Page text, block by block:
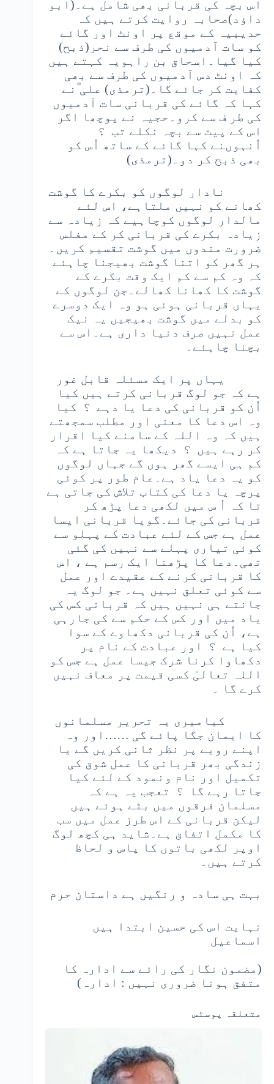
اس بچہ کی قربانی بھی شامل ہے۔(ابو
داؤد)صحابہ روایت کرتے ہیں کہ
حدیبیہ کے موقع پر اونٹ اور گائے
کو سات آدمیوں کی طرف سے نحر(ذبح)
کیا گیا۔اسحاق بن راہویہ کہتے ہیں
کہ اونٹ دس آدمیوں کی طرف سے بھی
کفایت کر جائے گا۔(ترمذی) علی ؓنے
کہا کہ گائے کی قربانی سات آدمیوں
کی طر ف سے کرو۔حجیہ نے پوچھا اگر
اس کے پیٹ سے بچہ نکلے تب ؟
اُنہوںنے کہا گائے کے ساتھ اُس کو
بھی ذبح کر دو۔(ترمذی)
نادار لوگوں کو بکرے کا گوشت
کھانے کو نہیں ملتاہے، اس لئے
مالدار لوگوں کوچاہیے کہ زیادہ سے
زیادہ بکرے کی قربانی کر کے مفلس
ضرورت مندوں میں گوشت تقسیم کریں۔
ہر گھر کو اتنا گوشت بھیجنا چاہئے
کہ وہ کم سے کم ایک وقت بکرے کے
گوشت کا کھانا کھالے۔جن لوگوں کے
یہاں قربانی ہوئی ہو وہ ایک دوسرے
کو بدلے میں گوشت بھیجیں یہ نیک
عمل نہیں صرف دنیا داری ہے۔اس سے
بچنا چاہئے۔
یہاں پر ایک مسئلہ قابل غور
ہے کہ جو لوگ قربانی کرتے ہیں کیا
اُن کو قربانی کی دعا یا دہے ؟ کیا
وہ اس دعا کا معنی اور مطلب سمجھتے
ہیں کہ وہ اللہ کے سامنے کیا اقرار
کر رہے ہیں ؟ دیکھا یہ جاتا ہے کہ
کم ہی ایسے گھر ہوں گے جہاں لوگوں
کو یہ دعا یاد ہے۔عام طور پر کوئی
پرچہ یا دعا کی کتاب تلاش کی جاتی ہے
تا کہ اُ س میں لکھی دعا پڑھ کر
قربانی کی جائے۔گویا قربانی ایسا
عمل ہے جس کے لئے عبادت کے پہلو سے
کوئی تیاری پہلے سے نہیں کی گئی
تھی۔دعا کا پڑھنا ایک رسم ہے ، اس
کا قربانی کرنے کے عقیدے اور عمل
سے کوئی تعلق نہیں ہے۔ جو لوگ یہ
جانتے ہی نہیں ہیں کہ قربانی کس کی
یاد میں اور کس کے حکم سے کی جارہی
ہے، اُن کی قربانی دکھاوے کے سوا
کیا ہے ؟ اور عبادت کے نام پر
دکھاوا کرنا شرک جیسا عمل ہے جس کو
اللہ تعالیٰ کسی قیمت پر معاف نہیں
کرے گا ۔
کیامیری یہ تحریر مسلمانوں
کا ایمان جگا پائے گی ……اور وہ
اپنے رویے پر نظر ثانی کریں گے یا
زندگی بھر قربانی کا عمل شوق کی
تکمیل اور نام ونمود کے لئے کیا
جاتا رہے گا ؟ تعجب یہ ہے کہ
مسلمان فرقوں میں بٹے ہوئے ہیں
لیکن قربانی کے اس طرز عمل میں سب
کا مکمل اتفاق ہے۔شاید ہی کچھ لوگ
اوپر لکھی باتوں کا پاس و لحاظ
کرتے ہیں۔
بہت ہی سادہ و رنگیں ہے داستان حرم
نہایت اس کی حسین ابتدا ہیں
اسماعیل
(مضمون نگار کی رائے سے ادارہ کا
متفق ہونا ضروری نہیں : ادارہ)
متعلقہ پوسٹس